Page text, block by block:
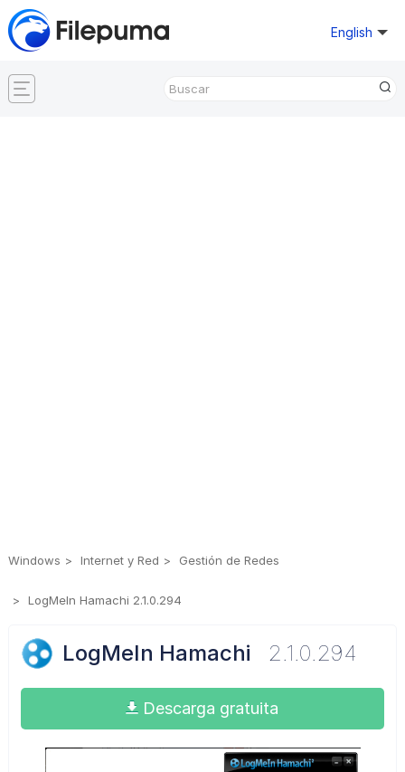
English
Windows Internet y Red Gestión de Redes
LogMeIn Hamachi 2.1.0.294
LogMeIn Hamachi 2.1.0.294
Descarga gratuita